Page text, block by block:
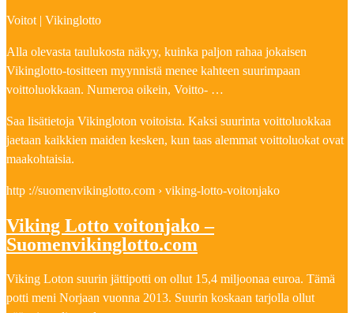
Voitot | Vikinglotto
Alla olevasta taulukosta näkyy, kuinka paljon rahaa jokaisen
Vikinglotto-tositteen myynnistä menee kahteen suurimpaan
voittoluokkaan. Numeroa oikein, Voitto- …
Saa lisätietoja Vikingloton voitoista. Kaksi suurinta voittoluokkaa
jaetaan kaikkien maiden kesken, kun taas alemmat voittoluokat ovat
maakohtaisia.
http ://suomenvikinglotto.com › viking-lotto-voitonjako
Viking Lotto voitonjako –
Suomenvikinglotto.com
Viking Loton suurin jättipotti on ollut 15,4 miljoonaa euroa. Tämä
potti meni Norjaan vuonna 2013. Suurin koskaan tarjolla ollut